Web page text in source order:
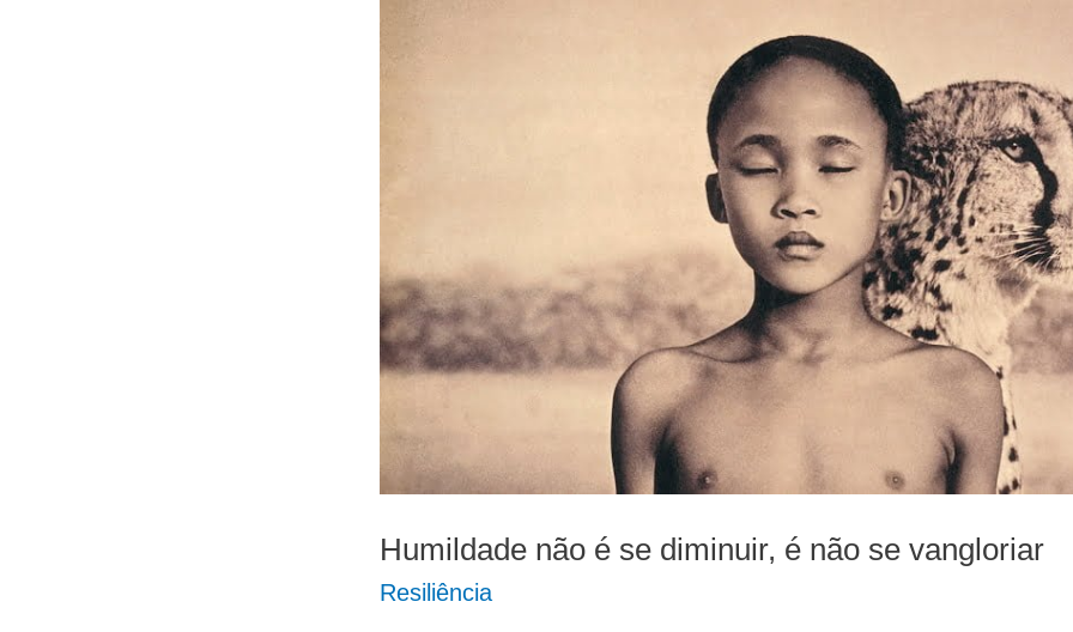
Humildade não é se diminuir, é não se vangloriar
Resiliência